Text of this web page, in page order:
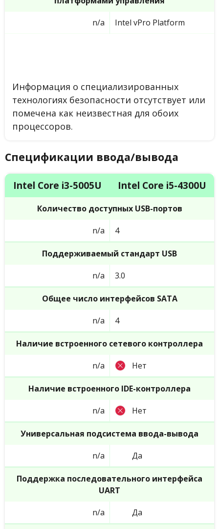
n/a Intel vPro Platform
Информация о специализированных
технологиях безопасности отсутствует или
помечена как неизвестная для обоих
процессоров.
Спецификации ввода/вывода
Intel Core i3-5005U Intel Core i5-4300U
Количество доступных USB-портов
n/a 4
Поддерживаемый стандарт USB
n/a 3.0
Общее число интерфейсов SATA
n/a 4
Наличие встроенного сетевого контроллера
n/a Нет
Наличие встроенного IDE-контроллера
n/a Нет
Универсальная подсистема ввода-вывода
n/a Да
Поддержка последовательного интерфейса
UART
n/a Да